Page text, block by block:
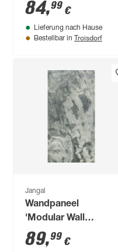
84,99 €
Lieferung nach Hause
Bestellbar in Troisdorf
Jangal
Wandpaneel
'Modular Wall
11303B Diamond
Slate Stone' grau 52
89,99 €